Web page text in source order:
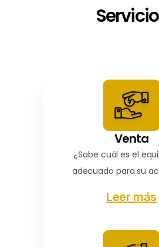
Venta
¿Sabe cuál es el
adecuado para su
Leer más